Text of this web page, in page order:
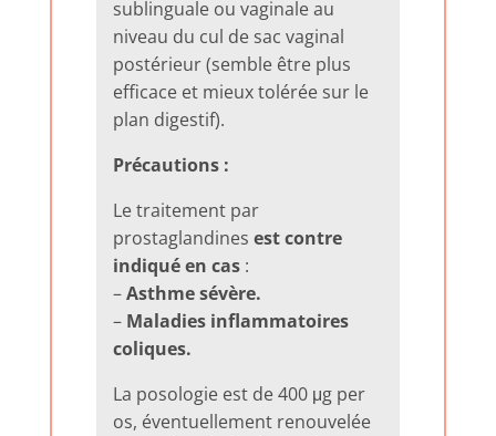
sublinguale ou vaginale au
niveau du cul de sac vaginal
postérieur (semble être plus
efficace et mieux tolérée sur le
plan digestif).
Précautions :
Le traitement par
prostaglandines est contre
indiqué en cas:
–Asthme sévère.
– Maladies inflammatoires
coliques.
La posologie est de 400 μg per
os, éventuellement renouvelée